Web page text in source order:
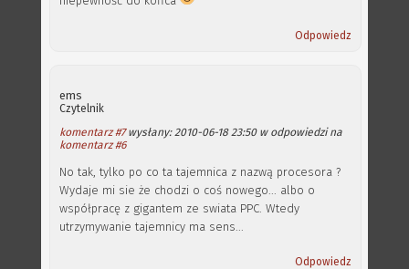
Odpowiedz
ems
Czytelnik
komentarz #7wysłany: 2010-06-18 23:50 w odpowiedzi na
komentarz #6
No tak, tylko po co ta tajemnica z nazwą procesora ?
Wydaje mi sie że chodzi o coś nowego... albo o
współpracę z gigantem ze swiata PPC. Wtedy
utrzymywanie tajemnicy ma sens...
Odpowiedz